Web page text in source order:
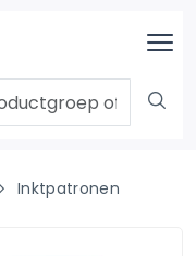
Inktpatronen